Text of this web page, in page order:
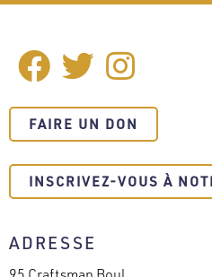
SOCIAL
MEDIA Facebook
Twitter
FAIRE UN DON
INSCRIVEZ-VOUS À
ADRESSE